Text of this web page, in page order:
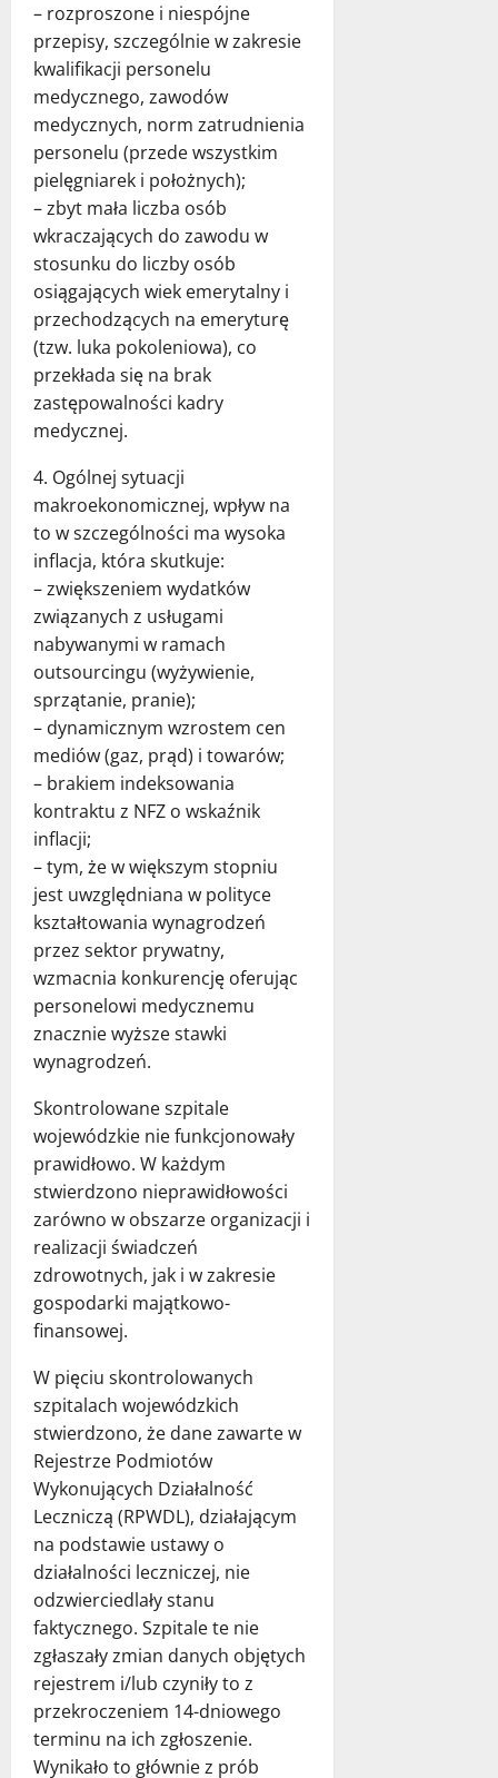
– rozproszone i niespójne
przepisy, szczególnie w zakresie
kwalifikacji personelu
medycznego, zawodów
medycznych, norm zatrudnienia
personelu (przede wszystkim
pielęgniarek i położnych);
– zbyt mała liczba osób
wkraczających do zawodu w
stosunku do liczby osób
osiągających wiek emerytalny i
przechodzących na emeryturę
(tzw. luka pokoleniowa), co
przekłada się na brak
zastępowalności kadry
medycznej.
4. Ogólnej sytuacji
makroekonomicznej, wpływ na
to w szczególności ma wysoka
inflacja, która skutkuje:
– zwiększeniem wydatków
związanych z usługami
nabywanymi w ramach
outsourcingu (wyżywienie,
sprzątanie, pranie);
– dynamicznym wzrostem cen
mediów (gaz, prąd) i towarów;
– brakiem indeksowania
kontraktu z NFZ o wskaźnik
inflacji;
– tym, że w większym stopniu
jest uwzględniana w polityce
kształtowania wynagrodzeń
przez sektor prywatny,
wzmacnia konkurencję oferując
personelowi medycznemu
znacznie wyższe stawki
wynagrodzeń.
Skontrolowane szpitale
wojewódzkie nie funkcjonowały
prawidłowo. W każdym
stwierdzono nieprawidłowości
zarówno w obszarze organizacji i
realizacji świadczeń
zdrowotnych, jak i w zakresie
gospodarki majątkowo-
finansowej.
W pięciu skontrolowanych
szpitalach wojewódzkich
stwierdzono, że dane zawarte w
Rejestrze Podmiotów
Wykonujących Działalność
Leczniczą (RPWDL), działającym
na podstawie ustawy o
działalności leczniczej, nie
odzwierciedlały stanu
faktycznego. Szpitale te nie
zgłaszały zmian danych objętych
rejestrem i/lub czyniły to z
przekroczeniem 14-dniowego
terminu na ich zgłoszenie.
Wynikało to głównie z prób